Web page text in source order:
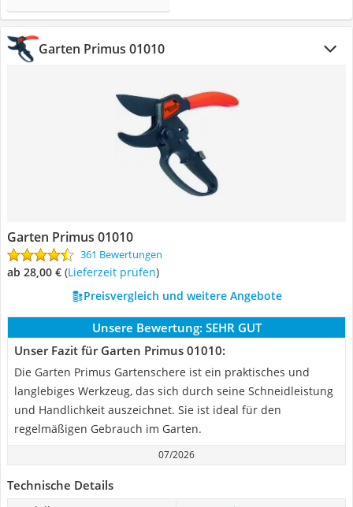
Garten Primus 01010
Garten Primus 01010
361 Bewertungen
ab 28,00 € (Lieferzeit prüfen)
Preisvergleich und weitere Angebote
Unsere Bewertung: SEHR GUT
Unser Fazit für Garten Primus 01010:
Die Garten Primus Gartenschere ist ein praktisches und
langlebiges Werkzeug, das sich durch seine Schneidleistung
und Handlichkeit auszeichnet. Sie ist ideal für den
regelmäßigen Gebrauch im Garten.
07/2026
Technische Details